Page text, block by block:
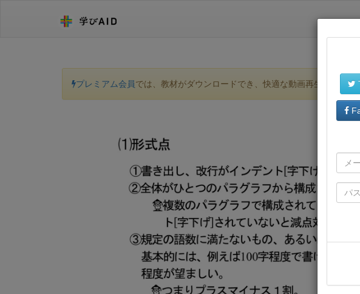
プレミアム会員では、教材がダウンロードでき、快適な動画再生環境が提